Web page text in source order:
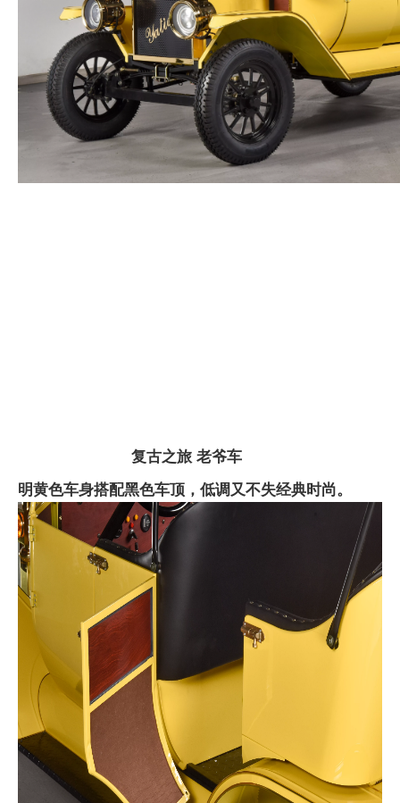
复古之旅 老爷车
明黄色车身搭配黑色车顶，低调又不失经典时尚。